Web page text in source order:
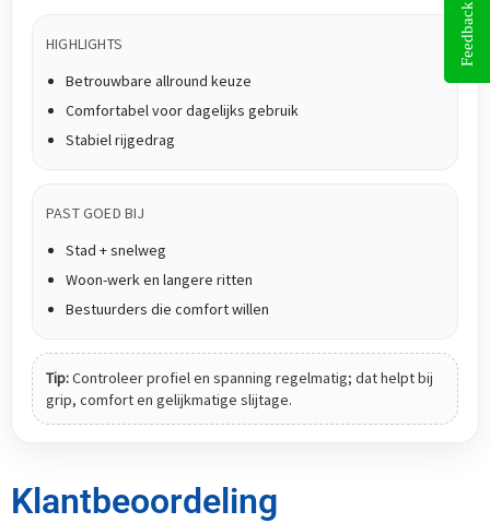
HIGHLIGHTS
Betrouwbare allround keuze
Comfortabel voor dagelijks gebruik
Stabiel rijgedrag
PAST GOED BIJ
Stad + snelweg
Woon-werk en langere ritten
Bestuurders die comfort willen
Tip:Controleer profiel en spanning regelmatig; dat helpt bij
grip, comfort en gelijkmatige slijtage.
Klantbeoordeling
Feedback